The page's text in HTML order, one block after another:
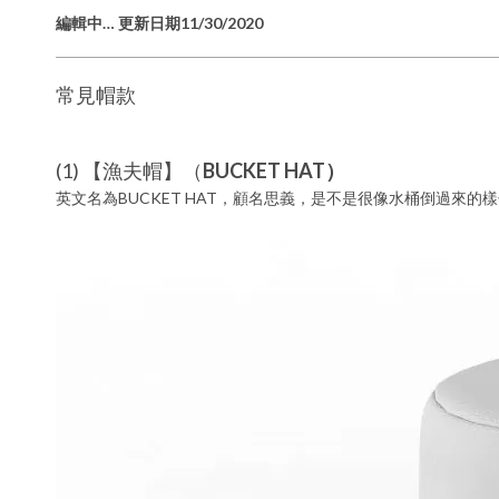
編輯中… 更新日期11/30/2020
常見帽款
(1) 【漁夫帽】（BUCKET HAT）
英文名為BUCKET HAT，顧名思義，是不是很像水桶倒過來的